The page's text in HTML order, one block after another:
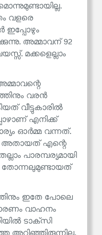
വളരെ
ഇപ്പോഴും
അമ്മാവന് 92
മക്കളെല്ലാം
വരൻ
വീട്ടുകാരിൽ
എനിക്ക്
ഓർമ്മ വന്നത്.
അതായത് എന്റെ
പാരമ്പര്യമായി
തോന്നലുമുണ്ടായത്
ഇതേ പോലെ
വാഹനം
ടാക്‌സി